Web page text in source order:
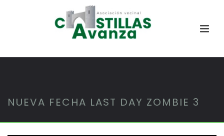
NUEVA FECHA LAST DAY ZOMBIE 3